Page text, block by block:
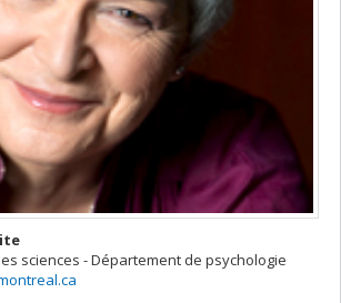
sciences - Département de psychologie